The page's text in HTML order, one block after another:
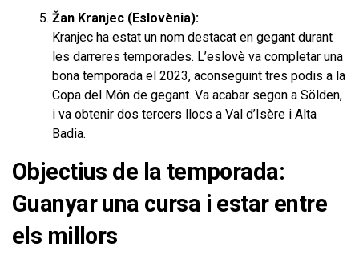
Žan Kranjec (Eslovènia):
Kranjec ha estat un nom destacat en gegant durant
les darreres temporades. L’eslovè va completar una
bona temporada el 2023, aconseguint tres podis a la
Copa del Món de gegant. Va acabar segon a Sölden,
i va obtenir dos tercers llocs a Val d’Isère i Alta
Badia.
Objectius de la temporada:
Guanyar una cursa i estar entre
els millors